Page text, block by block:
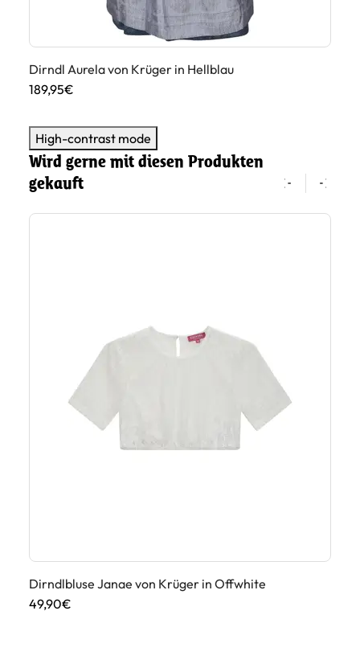
Dirndl Aurela von Krüger in Hellblau
189,95€
High-contrast mode
Wird gerne mit diesen Produkten
gekauft
Dirndlbluse Janae von Krüger in Offwhite
49,90€